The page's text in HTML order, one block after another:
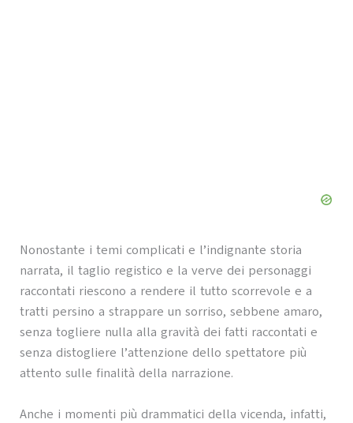
Nonostante i temi complicati e l’indignante storia
narrata, il taglio registico e la verve dei personaggi
raccontati riescono a rendere il tutto scorrevole e a
tratti persino a strappare un sorriso, sebbene amaro,
senza togliere nulla alla gravità dei fatti raccontati e
senza distogliere l’attenzione dello spettatore più
attento sulle finalità della narrazione.
Anche i momenti più drammatici della vicenda, infatti,